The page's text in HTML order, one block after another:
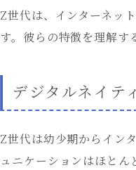
Z世代は、インターネッ
す。彼らの特徴を理解す
デジタルネイテ
Z世代は幼少期からイン
ュニケーションはほと